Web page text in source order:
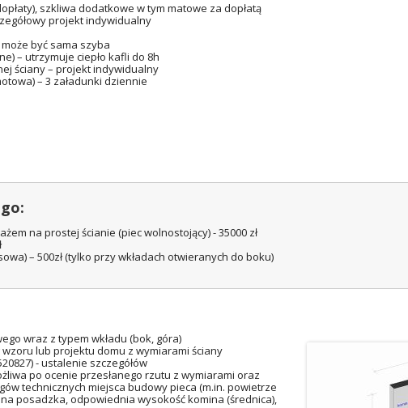
szkliwa dodatkowe w tym matowe za dopłatą
projekt indywidualny
być sama szyba
– utrzymuje ciepło kafli do 8h
ściany – projekt indywidualny
– 3 załadunki dziennie
na prostej ścianie (piec wolnostojący) - 35000 zł
– 500zł (tylko przy wkładach otwieranych do boku)
wraz z typem wkładu (bok, góra)
lub projektu domu z wymiarami ściany
- ustalenie szczegółów
po ocenie przesłanego rzutu z wymiarami oraz
technicznych miejsca budowy pieca (m.in. powietrze
posadzka, odpowiednia wysokość komina (średnica),